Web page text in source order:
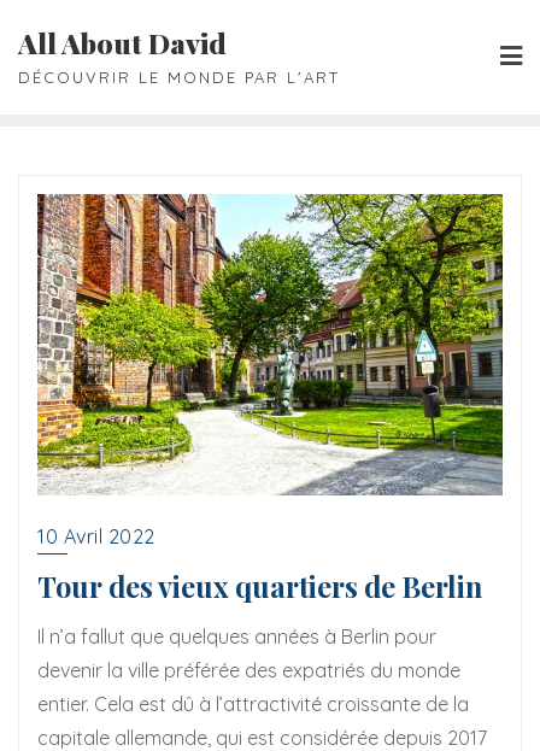
to
content
All About David
DÉCOUVRIR LE MONDE PAR L'ART
10 Avril 2022
Tour des vieux quartiers de Berlin
Il n’a fallut que quelques années à Berlin pour
devenir la ville préférée des expatriés du monde
entier. Cela est dû à l’attractivité croissante de la
capitale allemande, qui est considérée depuis 2017